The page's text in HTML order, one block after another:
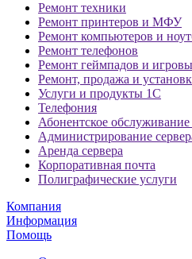
Ремонт техники
Ремонт принтеров и МФУ
Ремонт компьютеров и
Ремонт телефонов
Ремонт геймпадов и
Ремонт, продажа и
Услуги и продукты 1С
Телефония
Абонентское
Администрирование
Аренда сервера
Корпоративная почта
Полиграфические услуги
Компания
Информация
Помощь